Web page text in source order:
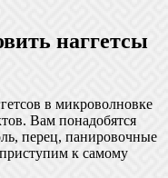
наггетсы
в микроволновке
Вам понадобятся
перец, панировочные
к самому